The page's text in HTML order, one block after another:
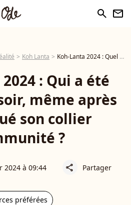
search newsletter
Koh Lanta Koh-Lanta 2024 : Quel aventurier a été éliminé en premier ce mardi 13 février ?
: Qui a été
même après
son collier
?
2024 à 09:44 share Partager
préférées